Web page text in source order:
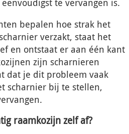
te vervangen is.
bepalen hoe strak het
verzakt, staat het
en ontstaat er aan één kant
zijn scharnieren
dat je dit probleem vaak
scharnier bij te stellen,
raamkozijn zelf af?